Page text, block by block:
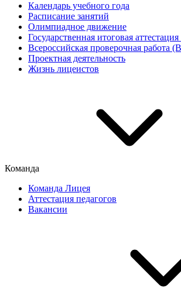
Календарь учебного года
Расписание занятий
Олимпиадное движение
Государственная итоговая
Всероссийская проверочная работа
Проектная деятельность
Жизнь лицеистов
Команда
Команда Лицея
Аттестация педагогов
Вакансии